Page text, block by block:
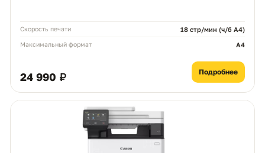
Скорость печати 18 стр/мин (ч/б А4)
Максимальный формат A4
24 990 ₽ Подробнее